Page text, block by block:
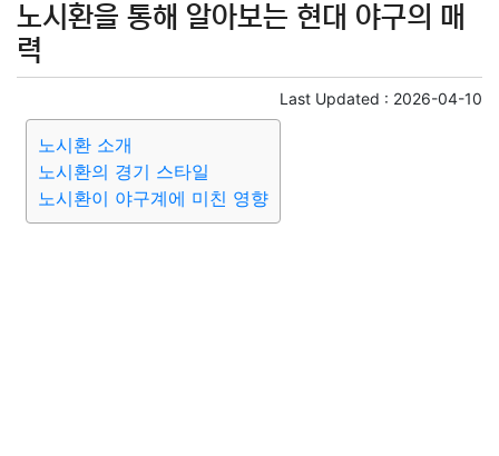
노시환을 통해 알아보는 현대 야구의 매
력
Last Updated : 2026-04-10
노시환 소개
노시환의 경기 스타일
노시환이 야구계에 미친 영향